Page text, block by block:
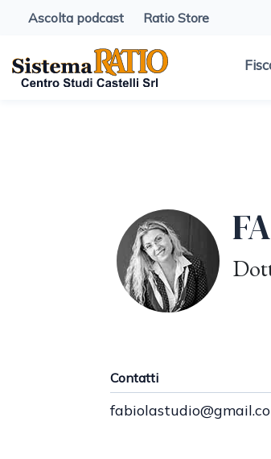
Ascolta podcast Ratio Store
Contatti